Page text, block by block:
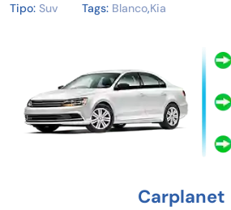
Tipo: Suv Tags: Blanco,Kia
Carplanet